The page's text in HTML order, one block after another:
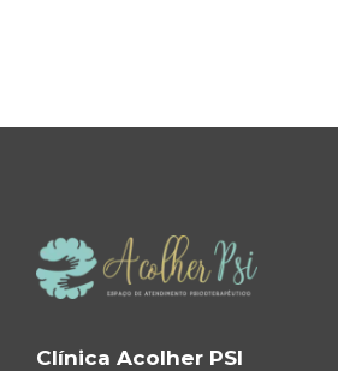
Clínica Acolher PSI